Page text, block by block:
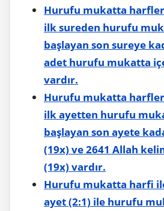
Hurufu mukatta
ilk sureden hurufu
başlayan son sureye
adet hurufu mukatta
vardır.
Hurufu mukatta
ilk ayetten hurufu
başlayan son ayete
(19x) ve 2641 Allah
(19x) vardır.
Hurufu mukatta harfi
ayet (2:1) ile hurufu